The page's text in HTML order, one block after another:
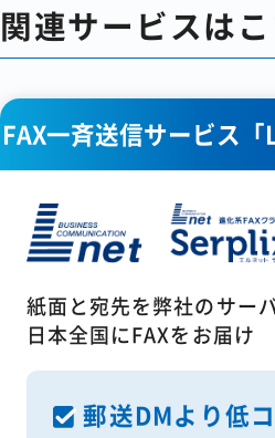
関連サービスは
FAX一斉送信サービス「
紙面と宛先を弊社のサー
日本全国にFAXをお届け
郵送DMより低